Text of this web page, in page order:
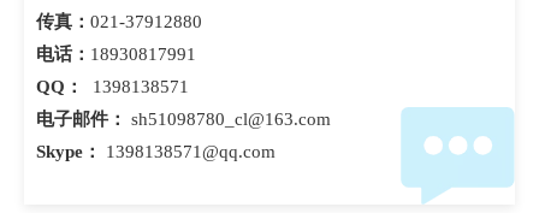
传真： 021-37912880
电话： 18930817991
QQ： 1398138571
电子邮件： sh51098780_cl@163.com
Skype： 1398138571@qq.com